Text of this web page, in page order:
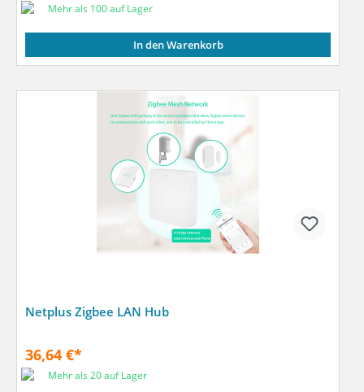
Mehr als 100 auf Lager
In den Warenkorb
Netplus Zigbee LAN Hub
36,64 €*
Mehr als 20 auf Lager